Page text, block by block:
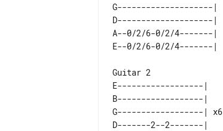
G--------------------|
D--------------------|
A--0/2/6-0/2/4-------|
E------------------|
B------------------|
G------------------| x6
D-------2--2-------|